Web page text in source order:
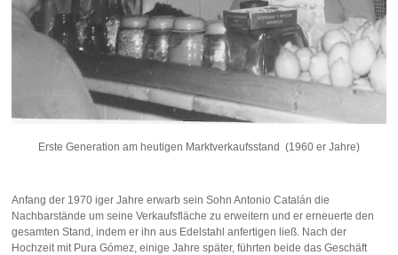
Erste Generation am heutigen Marktverkaufsstand (1960 er Jahre)
Anfang der 1970 iger Jahre erwarb sein Sohn Antonio Catalán die
Nachbarstände um seine Verkaufsfläche zu erweitern und er erneuerte den
gesamten Stand, indem er ihn aus Edelstahl anfertigen ließ. Nach der
Hochzeit mit Pura Gómez, einige Jahre später, führten beide das Geschäft